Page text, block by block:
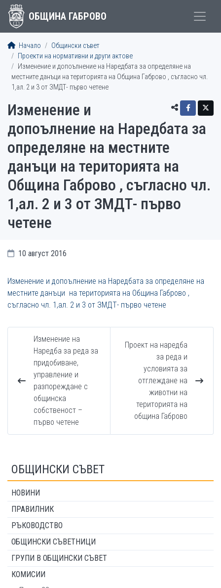
ОБЩИНА ГАБРОВО
Начало
Общински съвет
Проекти на нормативни и други актове
Изменение и допоълнение на Наредбата за определяне на
местните данъци на територията на Община Габрово , съгласно чл.
1,ал. 2 и 3 от ЗМДТ- първо четене
Изменение и
допоълнение на Наредбата за
определяне на местните
данъци на територията на
Община Габрово , съгласно чл.
1,ал. 2 и 3 от ЗМДТ- първо
четене
10 август 2016
Изменение и допоълнение на Наредбата за определяне на
местните данъци на територията на Община Габрово ,
съгласно чл. 1,ал. 2 и 3 от ЗМДТ- първо четене
Изменение на
Наредба за реда за
придобиване,
управление и
разпореждане с
общинска
собственост –
първо четене
Проект на наредба
за реда и
условията за
отглеждане на
животни на
територията на
община Габрово
ОБЩИНСКИ СЪВЕТ
НОВИНИ
ПРАВИЛНИК
РЪКОВОДСТВО
ОБЩИНСКИ СЪВЕТНИЦИ
ГРУПИ В ОБЩИНСКИ СЪВЕТ
КОМИСИИ